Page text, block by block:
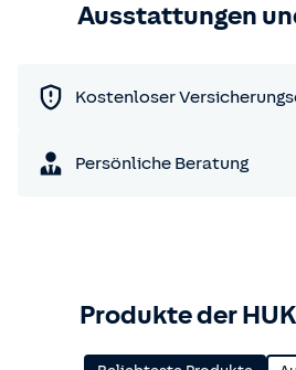
Ausstattungen
Kostenloser
Persönliche Beratung
Produkte der